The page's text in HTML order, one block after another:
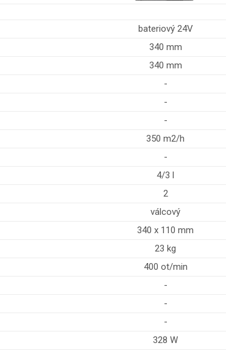
bateriový 24V
340 mm
340 mm
-
-
-
350 m2/h
-
4/3 l
2
válcový
340 x 110 mm
23 kg
400 ot/min
-
-
-
328 W